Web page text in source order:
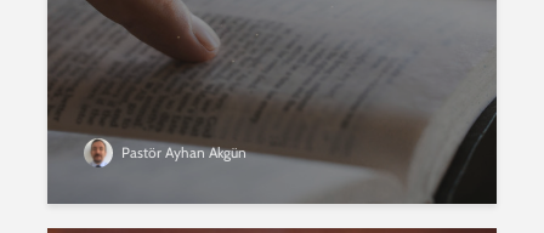
Pastör Ayhan Akgün